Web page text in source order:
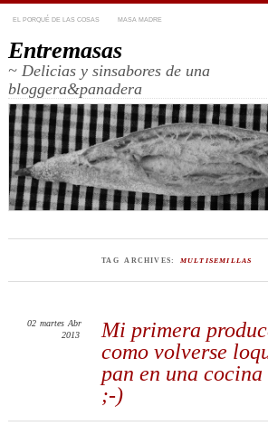
EL PORQUÉ DE LAS COSAS MASA MADRE
Entremasas
~ Delicias y sinsabores de una
bloggera&panadera
TAG ARCHIVES: MULTISEMILLAS
Mi primera
como volverse
pan en una
;-)
02 martes Abr
2013